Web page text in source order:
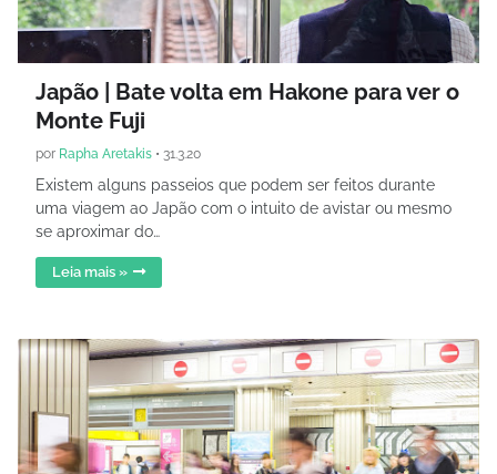
Japão | Bate volta em Hakone para ver o
Monte Fuji
por Rapha Aretakis • 31.3.20
Existem alguns passeios que podem ser feitos durante
uma viagem ao Japão com o intuito de avistar ou mesmo
se aproximar do…
Leia mais »